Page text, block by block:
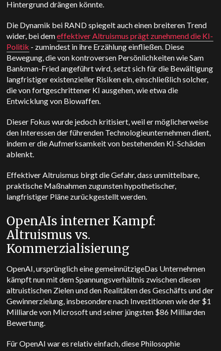
Hintergrund drängen könnte.
Die Dynamik bei RAND spiegelt auch einen breiteren Trend
wider, bei demeffektiver Altruismus prägt zunehmend die KI-
Politik - zumindest in ihre Erzählung einfließen. Diese
Bewegung, die von kontroversen Persönlichkeiten wie Sam
Bankman-Fried angeführt wird, setzt sich für die Bewältigung
langfristiger existenzieller Risiken ein, einschließlich solcher,
die von fortgeschrittener KI ausgehen, wie etwa die
Entwicklung von Biowaffen.
Dieser Fokus wurde jedoch kritisiert, weil er möglicherweise
den Interessen der führenden Technologieunternehmen dient,
indem er die Aufmerksamkeit von bestehenden KI-Schäden
ablenkt.
Effektiver Altruismus birgt die Gefahr, dass unmittelbare,
praktische Maßnahmen zugunsten hypothetischer,
langfristiger Pläne zurückgestellt werden.
OpenAIs interner Kampf:
Altruismus vs.
Kommerzialisierung
OpenAI, ursprünglich eine gemeinnützigeDas Unternehmen
kämpft nun mit dem Spannungsverhältnis zwischen diesen
altruistischen Zielen und den Realitäten des Geschäfts und der
Gewinnerzielung, insbesondere nach Investitionen wie der $1
Milliarde von Microsoft und seiner jüngsten $86 Milliarden
Bewertung.
Für OpenAI war es relativ einfach, diese Philosophie